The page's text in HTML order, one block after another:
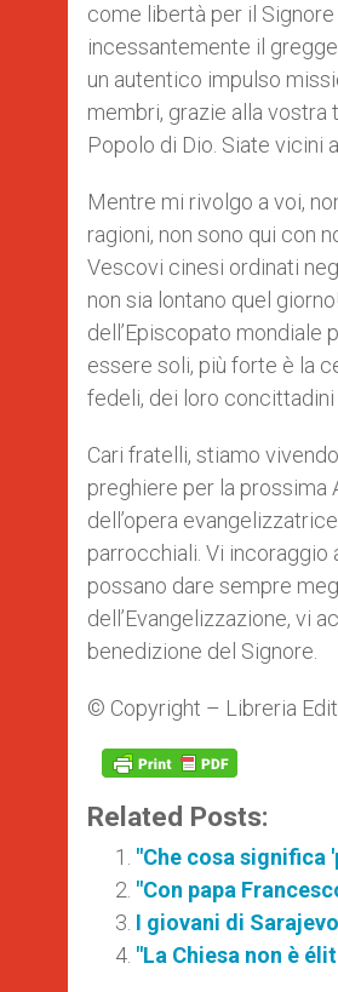
come libertà per il
incessantemente il
un autentico impulso
membri, grazie alla
Popolo di Dio. Siate vicini
Mentre mi rivolgo a voi,
ragioni, non sono qui con
Vescovi cinesi ordinati
non sia lontano quel
dell’Episcopato mondiale
essere soli, più forte è la
fedeli, dei loro concittadini
Cari fratelli, stiamo
preghiere per la prossima
dell’opera
parrocchiali. Vi
possano dare sempre
dell’Evangelizzazione, vi
benedizione del Signore.
© Copyright – Libreria
Related Posts:
"Che cosa significa
"Con papa
I giovani di
"La Chiesa non è